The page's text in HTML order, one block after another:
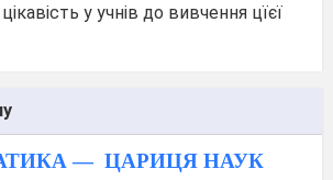
у учнів до вивчення цїєї
— ЦАРИЦЯ НАУК